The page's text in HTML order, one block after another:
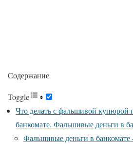
Содержание
Toggle
Что делать с фальшивой купюрой
банкомате. Фальшивые деньги в
Фальшивые деньги в банкомате